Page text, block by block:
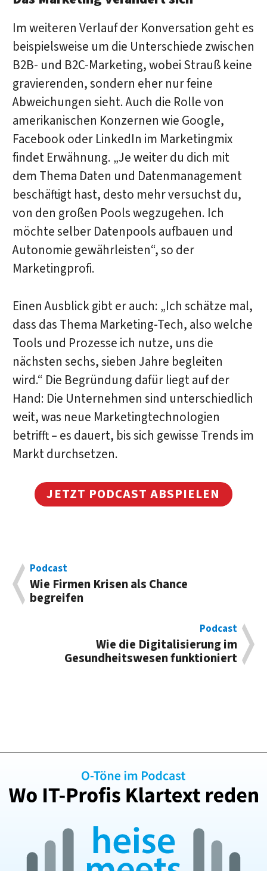
Im weiteren Verlauf der Konversation geht es
beispielsweise um die Unterschiede zwischen
B2B- und B2C-Marketing, wobei Strauß keine
gravierenden, sondern eher nur feine
Abweichungen sieht. Auch die Rolle von
amerikanischen Konzernen wie Google,
Facebook oder LinkedIn im Marketingmix
findet Erwähnung. „Je weiter du dich mit
dem Thema Daten und Datenmanagement
beschäftigt hast, desto mehr versuchst du,
von den großen Pools wegzugehen. Ich
möchte selber Datenpools aufbauen und
Autonomie gewährleisten“, so der
Marketingprofi.
Einen Ausblick gibt er auch: „Ich schätze mal,
dass das Thema Marketing-Tech, also welche
Tools und Prozesse ich nutze, uns die
nächsten sechs, sieben Jahre begleiten
wird.“ Die Begründung dafür liegt auf der
Hand: Die Unternehmen sind unterschiedlich
weit, was neue Marketingtechnologien
betrifft – es dauert, bis sich gewisse Trends im
Markt durchsetzen.
JETZT PODCAST ABSPIELEN
Podcast
Wie Firmen Krisen als Chance
begreifen
Podcast
Wie die Digitalisierung im
Gesundheitswesen funktioniert